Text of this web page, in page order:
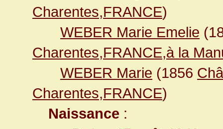
Charentes,FRANCE)
WEBER Marie Emelie
Charentes,FRANCE,à la
WEBER Marie (1856
Charentes,FRANCE)
Naissance :